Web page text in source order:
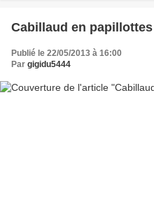
Cabillaud en papillottes
Publié le 22/05/2013 à 16:00
Par gigidu5444